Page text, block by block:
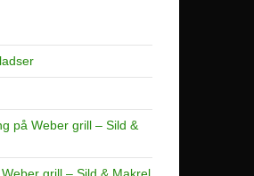
på Weber grill – Sild &
grill – Sild & Makrel